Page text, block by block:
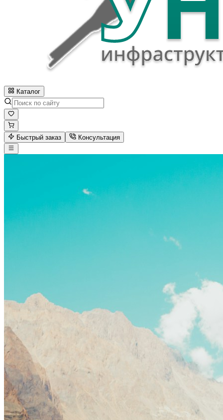
Каталог
Быстрый заказ Консультация